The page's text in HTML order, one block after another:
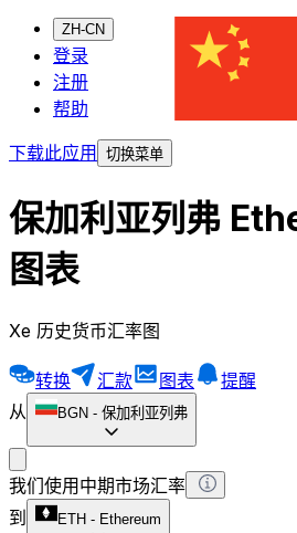
ZH-CN
登录
注册
帮助
下载此应用
切换菜单
保加利亚列弗
图表
Xe 历史货币汇率图
转换 汇款 图表
提醒
从
BGN - 保加利亚列弗
我们使用中期市场汇率
到
ETH - Ethereum